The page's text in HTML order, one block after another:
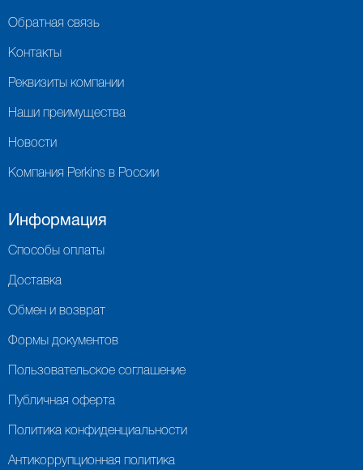
Обратная связь
Контакты
Реквизиты компании
Наши преимущества
Новости
Компания Perkins в России
Информация
Способы оплаты
Доставка
Обмен и возврат
Формы документов
Пользовательское соглашение
Публичная оферта
Политика конфиденциальности
Антикоррупционная политика